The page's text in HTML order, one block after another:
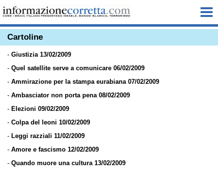
Cartoline
- Giustizia 13/02/2009
- Quel satellite serve a comunicare 06/02/2009
- Ammirazione per la stampa eurabiana 07/02/2009
- Ambasciator non porta pena 08/02/2009
- Elezioni 09/02/2009
- Colpa del leoni 10/02/2009
- Leggi razziali 11/02/2009
- Amore e fascismo 12/02/2009
- Quando muore una cultura 13/02/2009